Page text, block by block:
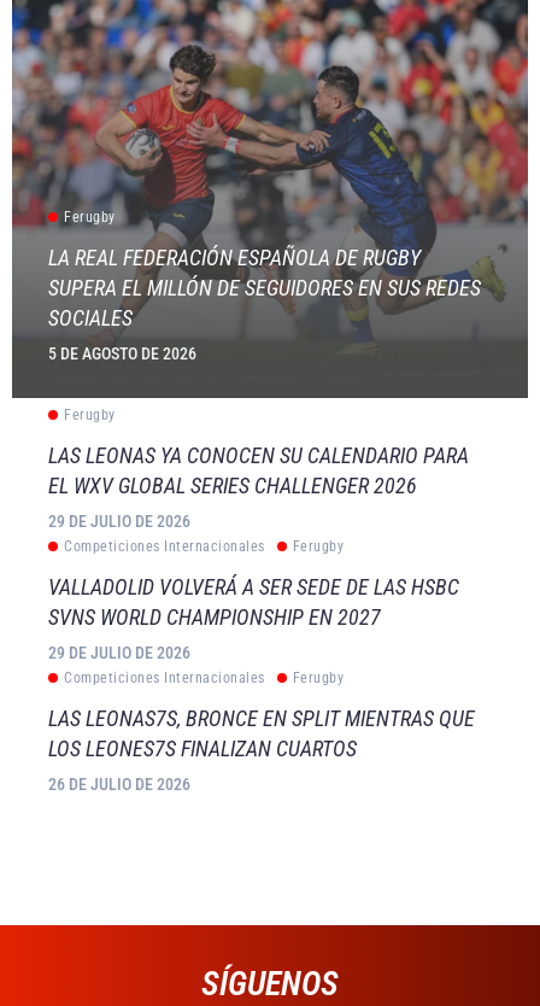
Ferugby
LA REAL FEDERACIÓN ESPAÑOLA DE RUGBY
SUPERA EL MILLÓN DE SEGUIDORES EN SUS REDES
SOCIALES
5 DE AGOSTO DE 2026
Ferugby
LAS LEONAS YA CONOCEN SU CALENDARIO PARA
EL WXV GLOBAL SERIES CHALLENGER 2026
29 DE JULIO DE 2026
Competiciones Internacionales Ferugby
VALLADOLID VOLVERÁ A SER SEDE DE LAS HSBC
SVNS WORLD CHAMPIONSHIP EN 2027
29 DE JULIO DE 2026
Competiciones Internacionales Ferugby
LAS LEONAS7S, BRONCE EN SPLIT MIENTRAS QUE
LOS LEONES7S FINALIZAN CUARTOS
26 DE JULIO DE 2026
SÍGUENOS